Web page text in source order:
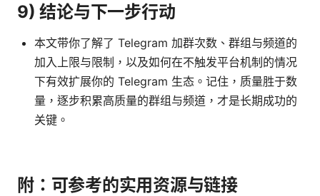
9) 结论与下一步行动
本文带你了解了 Telegram 加群次数、群组与频道的
加入上限与限制，以及如何在不触发平台机制的情况
下有效扩展你的 Telegram 生态。记住，质量胜于数
量，逐步积累高质量的群组与频道，才是长期成功的
关键。
附：可参考的实用资源与链接